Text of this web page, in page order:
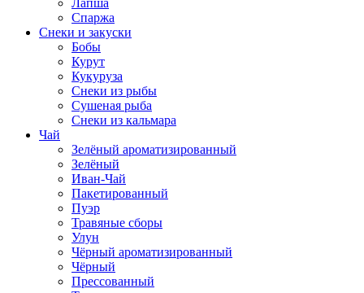
Лапша
Спаржа
Снеки и закуски
Бобы
Курут
Кукуруза
Снеки из рыбы
Сушеная рыба
Снеки из кальмара
Чай
Зелёный ароматизированный
Зелёный
Иван-Чай
Пакетированный
Пуэр
Травяные сборы
Улун
Чёрный ароматизированный
Чёрный
Прессованный